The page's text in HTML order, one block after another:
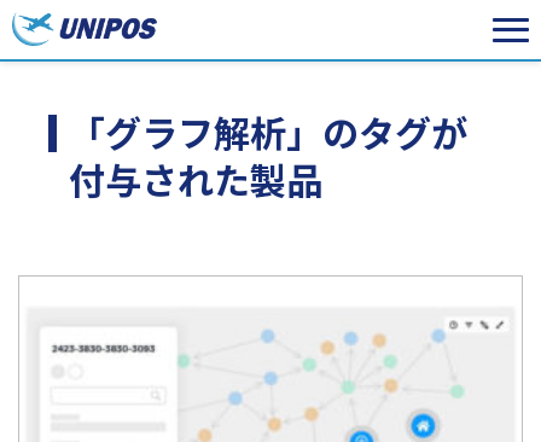
「グラフ解析」のタグが
付与された製品